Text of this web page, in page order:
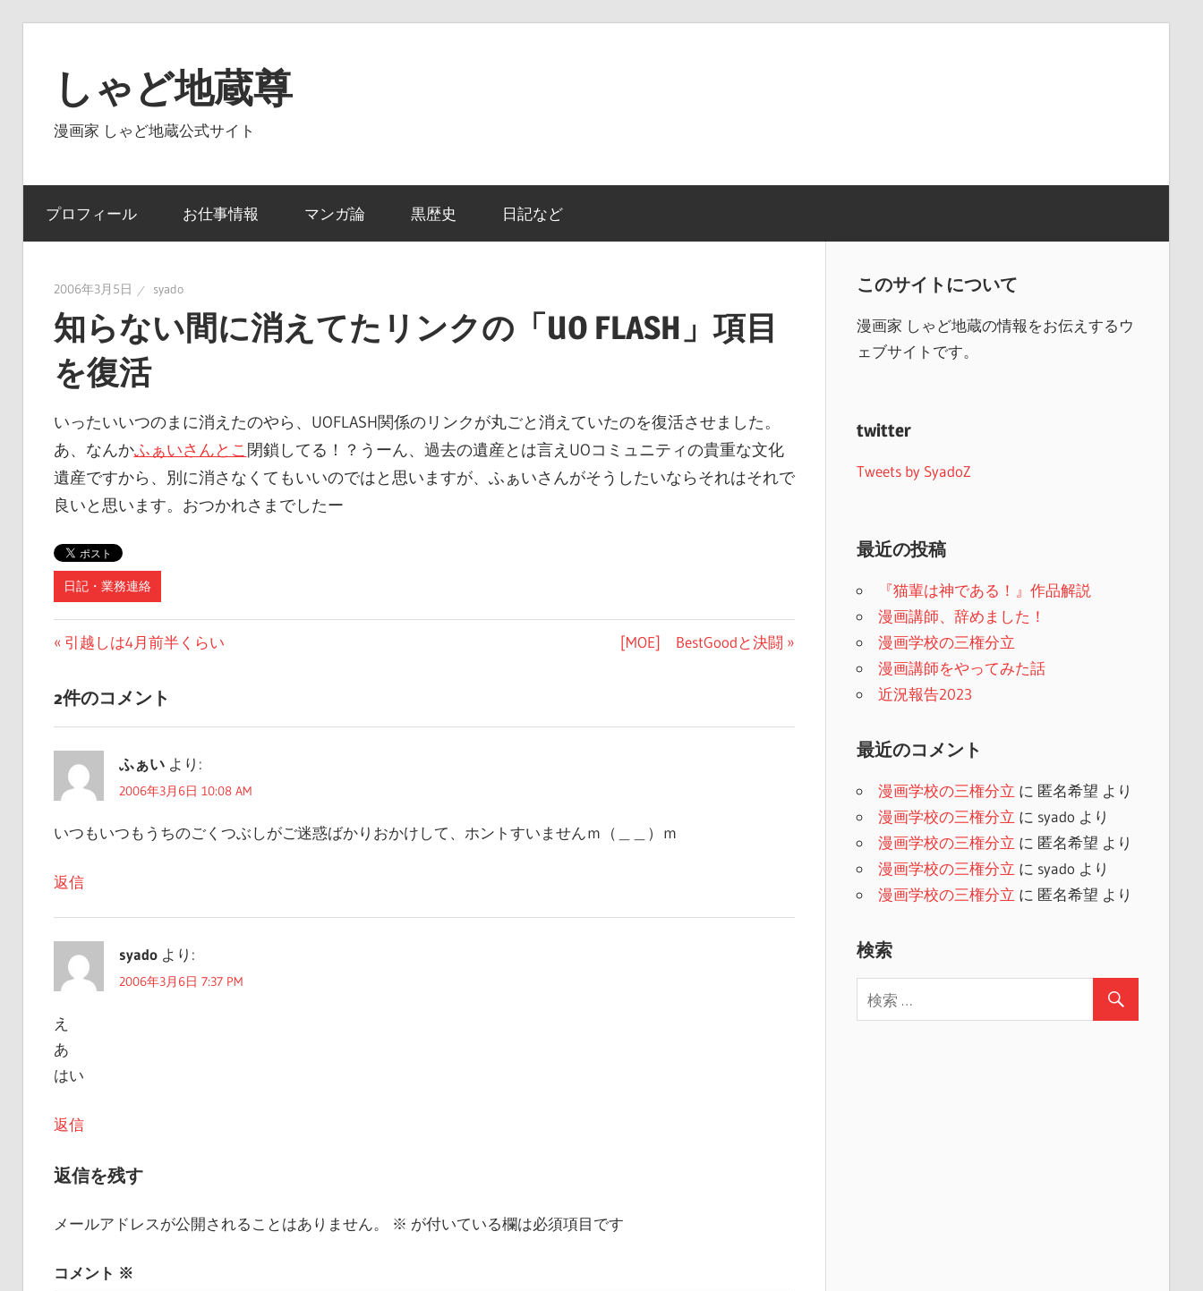
ス
ッ
しゃど地蔵尊
漫画家 しゃど地蔵公式サイト
プロフィール お仕事情報 マンガ論 黒歴史 日記など
2006年3月5日 syado
知らない間に消えてたリンクの「UO FLASH」項目
を復活
いったいいつのまに消えたのやら、UOFLASH関係のリンクが丸ごと消えていたのを復活させました。
あ、なんかふぁいさんとこ 閉鎖してる！？うーん、過去の遺産とは言えUOコミュニティの貴重な文化
遺産ですから、別に消さなくてもいいのではと思いますが、ふぁいさんがそうしたいならそれはそれで
良いと思います。おつかれさまでしたー
日記・業務連絡
投
ナ
ビ
ゲ
ョ
ン
前
記
引越しは4月前半くらい
次
[MOE] BestGoodと決闘
2件のコメント
ふぁい より:
2006年3月6日 10:08 AM
いつもいつもうちのごくつぶしがご迷惑ばかりおかけして、ホントすいませんｍ（＿＿）ｍ
返信
syado より:
2006年3月6日 7:37 PM
え
あ
はい
返信
返信を残す
メールアドレスが公開されることはありません。 ※ が付いている欄は必須項目です
コメント ※
このサイトについて
漫画家 しゃど地蔵の情報をお伝えするウ
ェブサイトです。
twitter
Tweets by SyadoZ
最近の投稿
『猫輩は神である！』作品解説
漫画講師、辞めました！
漫画学校の三権分立
漫画講師をやってみた話
近況報告2023
最近のコメント
漫画学校の三権分立 に 匿名希望 より
漫画学校の三権分立 に syado より
漫画学校の三権分立 に 匿名希望 より
漫画学校の三権分立 に syado より
漫画学校の三権分立 に 匿名希望 より
検索